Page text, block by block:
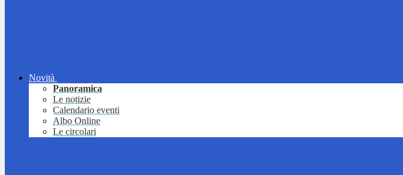
Novità
Panoramica
Le notizie
Calendario eventi
Albo Online
Le circolari